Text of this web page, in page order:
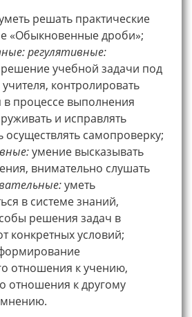
решать практические
«Обыкновенные дроби»;
регулятивные:
решение учебной задачи под
контролировать
в процессе выполнения
и исправлять
самопроверку;
умение высказывать
внимательно слушать
уметь
в системе знаний,
решения задач в
конкретных условий;
отношения к учению,
отношения к другому
мнению.